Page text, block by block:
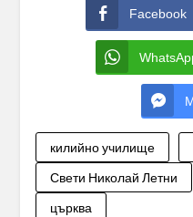
Facebook
килийно училище
Свети Николай Летни
църква